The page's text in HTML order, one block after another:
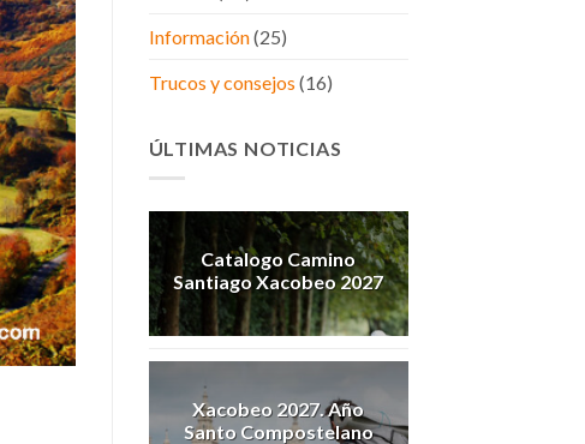
Información(25)
Trucos y consejos (16)
ÚLTIMAS NOTICIAS
Catalogo Camino
Santiago Xacobeo 2027
Xacobeo 2027. Año
Santo Compostelano